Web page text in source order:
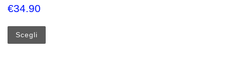
€34.90
Scegli